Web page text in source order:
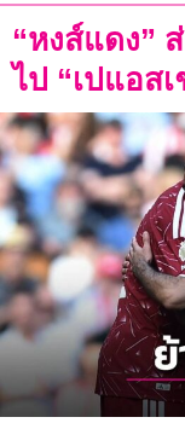
“หงส์แดง”
ไป “เปแอสเ